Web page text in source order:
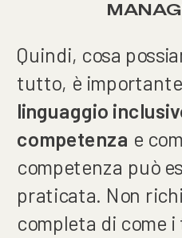
Quindi, cosa
tutto, è
linguaggio
competenza e
competenza può
praticata. Non
completa di come